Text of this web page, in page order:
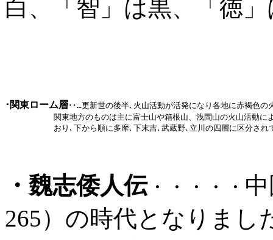
白、「智」は黒、「徳
･関東ローム層･･…更新世の後半､火山活動が活発になり各地に赤褐色の
関東地方のものは主に富士山や箱根山、浅間山の火山活動に
おり､下から順に多摩､下末吉､武蔵野､立川の四層に区分され
・魏志倭人伝・・・・・
265）の時代となりまし